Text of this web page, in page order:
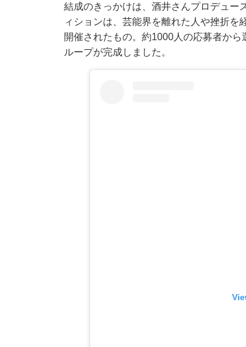
結成のきっかけは、酒井さんプロデュー
ィションは、芸能界を離れた人や挫折を
開催されたもの。約1000人の応募者か
ループが完成しました。